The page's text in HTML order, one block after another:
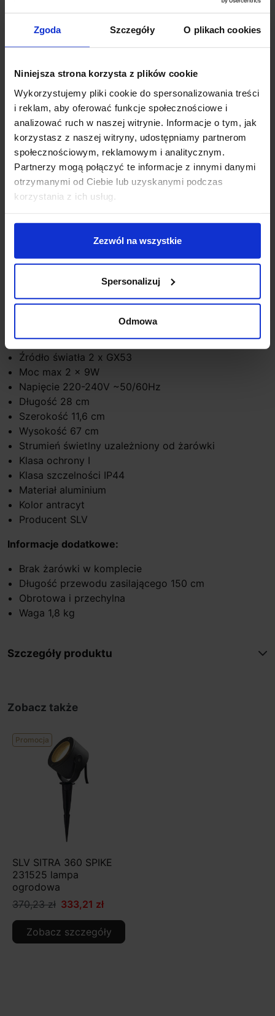
Zgoda Szczegóły O plikach cookies
Niniejsza strona korzysta z plików cookie
Wykorzystujemy pliki cookie do spersonalizowania treści
i reklam, aby oferować funkcje społecznościowe i
analizować ruch w naszej witrynie. Informacje o tym, jak
korzystasz z naszej witryny, udostępniamy partnerom
społecznościowym, reklamowym i analitycznym.
Partnerzy mogą połączyć te informacje z innymi danymi
otrzymanymi od Ciebie lub uzyskanymi podczas
korzystania z ich usług.
Zezwól na wszystkie
Spersonalizuj
Odmowa
Zapytaj o produkt
Opis
Aluminiowa lampa wbijana w grunt SITRA 360 SL SPIKE
spełnia niemal wszystkie wymagania wobec oświetlenia
kardanowo głowicom lampy oraz stopniowi ochrony
IP44. Podłączenie odbywa się przewodem sieciowym z
wtyczką sieciową do napięcia sieciowego 230V. Seria
SITRA 360 SL SPIKE obejmuje także lampy podłogowe,
zastosowanie.
Źródło światła 2 x GX53
Moc max 2 x 9W
Napięcie 220-240V ~50/60Hz
Długość 28 cm
Szerokość 11,6 cm
Wysokość 67 cm
Strumień świetlny uzależniony od żarówki
Klasa ochrony I
Klasa szczelności IP44
Materiał aluminium
Kolor antracyt
Producent SLV
Informacje dodatkowe:
Brak żarówki w komplecie
Długość przewodu zasilającego 150 cm
Obrotowa i przechylna
Waga 1,8 kg
Szczegóły produktu
Zobacz także
Promocja
SLV SITRA 360 SPIKE
231525 lampa
ogrodowa
370,23 zł 333,21 zł
Zobacz szczegóły